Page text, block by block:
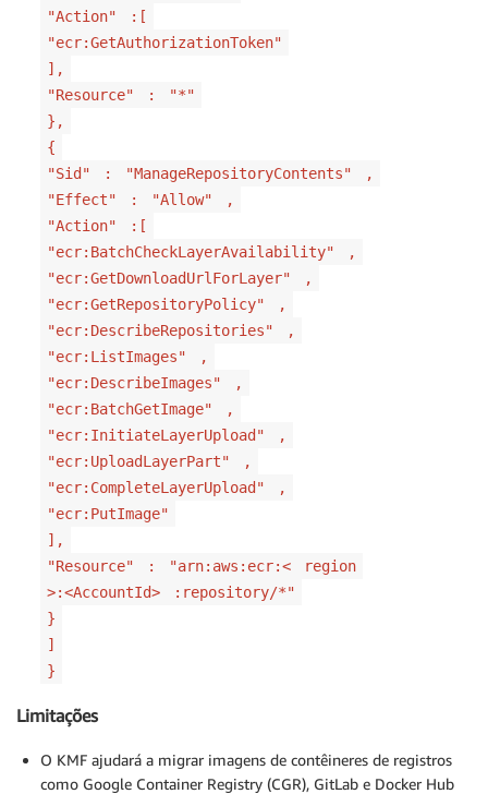
"Action"
:[
"ecr:GetAuthorizationToken"
],
"Resource"
:
"*"
},
{
"Sid"
: "ManageRepositoryContents"
,
"Effect"
: "Allow"
,
"Action"
:[
"ecr:BatchCheckLayerAvailability"
,
"ecr:GetDownloadUrlForLayer"
,
"ecr:GetRepositoryPolicy"
,
"ecr:DescribeRepositories"
,
"ecr:ListImages"
,
"ecr:DescribeImages"
,
"ecr:BatchGetImage"
,
"ecr:InitiateLayerUpload"
,
"ecr:UploadLayerPart"
,
"ecr:CompleteLayerUpload"
,
"ecr:PutImage"
],
"Resource"
: "arn:aws:ecr:<
region
>:<AccountId>
:repository/*"
}
]
}
Limitações
O KMF ajudará a migrar imagens de contêineres de registros
como Google Container Registry (CGR), GitLab e Docker Hub